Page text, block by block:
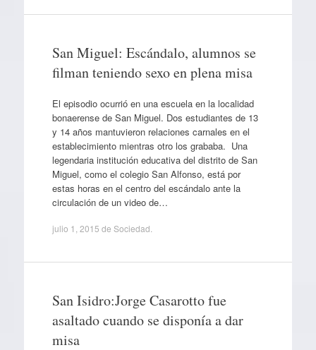
San Miguel: Escándalo, alumnos se
filman teniendo sexo en plena misa
El episodio ocurrió en una escuela en la localidad
bonaerense de San Miguel. Dos estudiantes de 13
y 14 años mantuvieron relaciones carnales en el
establecimiento mientras otro los grababa. Una
legendaria institución educativa del distrito de San
Miguel, como el colegio San Alfonso, está por
estas horas en el centro del escándalo ante la
circulación de un video de…
julio 1, 2015 de Sociedad
San Isidro:Jorge Casarotto fue
asaltado cuando se disponía a dar
misa